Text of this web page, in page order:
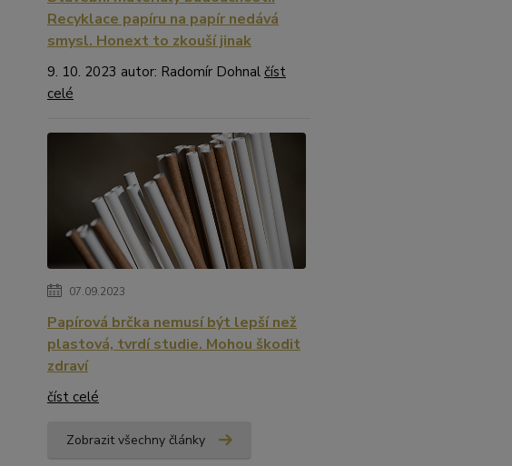
Recyklace papíru na papír nedává
smysl. Honext to zkouší jinak
9. 10. 2023 autor: Radomír Dohnal číst
celé
07.09.2023
Papírová brčka nemusí být lepší než
plastová, tvrdí studie. Mohou škodit
zdraví
číst celé
Zobrazit všechny články